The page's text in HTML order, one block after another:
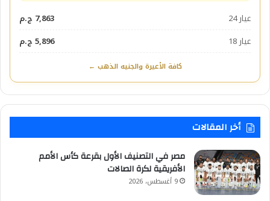
عيار 24
7,863 ج.م
عيار 18
5,896 ج.م
كافة الأعيرة والجنيه الذهب ←
أخر المقالات
مصر في التصنيف الأول بقرعة كأس الأمم
الأفريقية لكرة الصالات
9 أغسطس، 2026